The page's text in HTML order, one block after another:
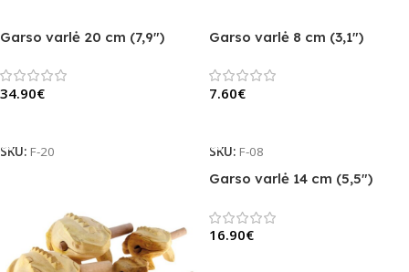
Garso varlė 20 cm (7,9″)
34.90€
SKU: F-20
Garso varlė 8 cm (3,1″)
7.60€
SKU: F-08
Garso varlė 14 cm (5,5″)
16.90€